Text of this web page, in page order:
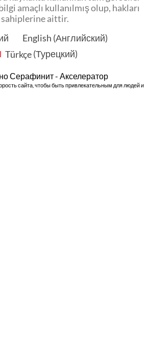
amaçlı kullanılmış olup, hakları
sahiplerine aittir.
English (Английский)
Türkçe(Турецкий)
Серафинит - Акселератор
сайта, чтобы быть привлекательным для людей и